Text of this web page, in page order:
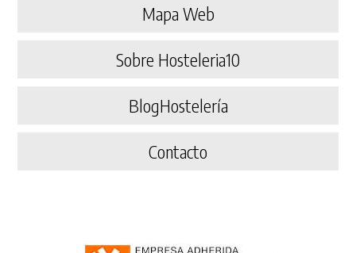
Mapa Web
Sobre Hosteleria10
BlogHostelería
Contacto